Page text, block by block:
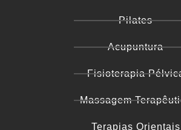
Pilates
Acupuntura
Fisioterapia
Massagem
Terapias Orientais